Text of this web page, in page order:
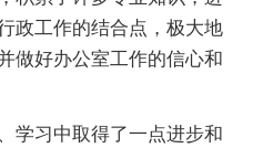
政工作的结合点，极大地
做好办公室工作的信心和
学习中取得了一点进步和